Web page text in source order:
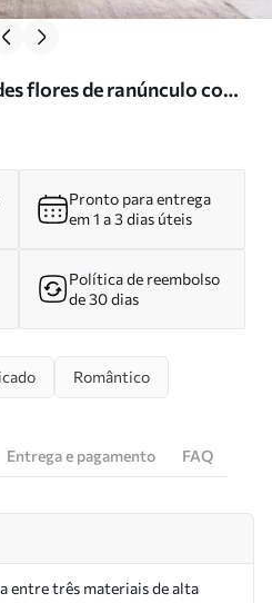
flores de ranúnculo com
suaves de rosa e creme
Pronto para entrega
em 1 a 3 dias úteis
Política de reembolso
de 30 dias
Romântico
Entrega e pagamento FAQ
entre três materiais de alta